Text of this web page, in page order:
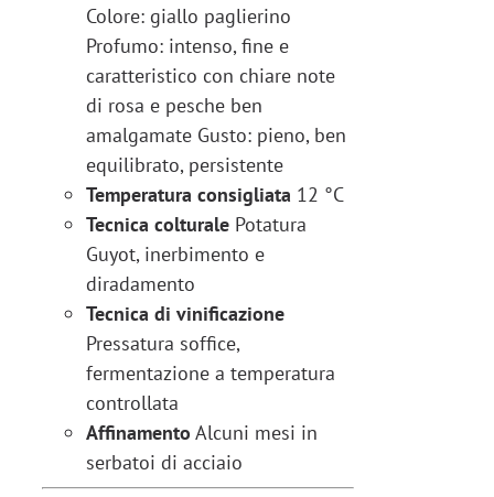
Colore: giallo paglierino
Profumo: intenso, fine e
caratteristico con chiare note
di rosa e pesche ben
amalgamate Gusto: pieno, ben
equilibrato, persistente
Temperatura consigliata 12 °C
Tecnica colturalePotatura
Guyot, inerbimento e
diradamento
Tecnica di vinificazione
Pressatura soffice,
fermentazione a temperatura
controllata
Affinamento Alcuni mesi in
serbatoi di acciaio